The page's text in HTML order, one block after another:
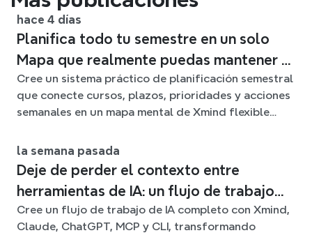
hace 4 días
Planifica todo tu semestre en un solo
Mapa que realmente puedas mantener al
día
Cree un sistema práctico de planificación semestral
que conecte cursos, plazos, prioridades y acciones
semanales en un mapa mental de Xmind flexible
la semana pasada
Deje de perder el contexto entre
herramientas de IA: un flujo de trabajo
conectado con Xmind
Cree un flujo de trabajo de IA completo con Xmind,
Claude, ChatGPT, MCP y CLI, transformando